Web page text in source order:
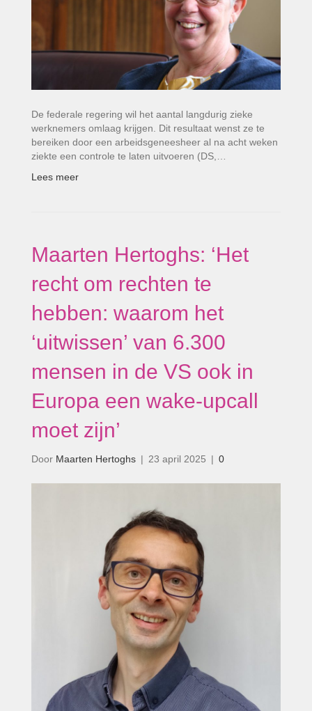
De federale regering wil het aantal langdurig zieke
werknemers omlaag krijgen. Dit resultaat wenst ze te
bereiken door een arbeidsgeneesheer al na acht weken
ziekte een controle te laten uitvoeren (DS,…
Lees meer
Maarten Hertoghs: ‘Het
recht om rechten te
hebben: waarom het
‘uitwissen’ van 6.300
mensen in de VS ook in
Europa een wake-upcall
moet zijn’
Door Maarten Hertoghs | 23 april 2025 | 0